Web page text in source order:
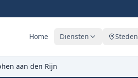
Home Diensten Steden
aan den Rijn